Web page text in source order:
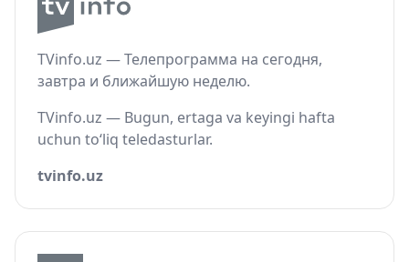
TVinfo.uz — Телепрограмма на сегодня,
завтра и ближайшую неделю.
TVinfo.uz — Bugun, ertaga va keyingi hafta
uchun to‘liq teledasturlar.
tvinfo.uz